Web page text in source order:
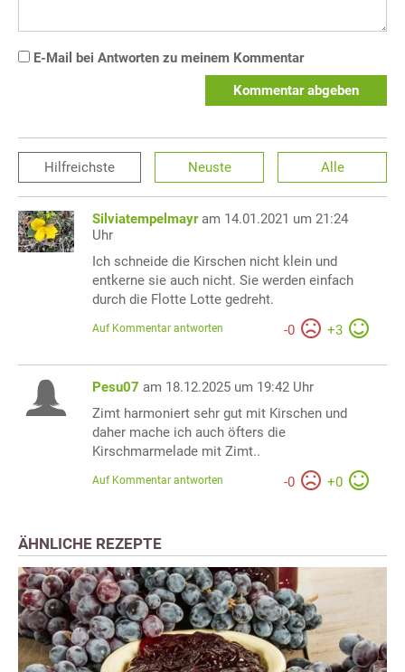
E-Mail bei Antworten zu meinem Kommentar
Kommentar abgeben
Hilfreichste Neuste Alle
Silviatempelmayr am 14.01.2021 um 21:24
Uhr
Ich schneide die Kirschen nicht klein und
entkerne sie auch nicht. Sie werden einfach
durch die Flotte Lotte gedreht.
-0 +3
Auf Kommentar antworten
Pesu07 am 18.12.2025 um 19:42 Uhr
Zimt harmoniert sehr gut mit Kirschen und
daher mache ich auch öfters die
Kirschmarmelade mit Zimt..
-0 +0
Auf Kommentar antworten
ÄHNLICHE REZEPTE